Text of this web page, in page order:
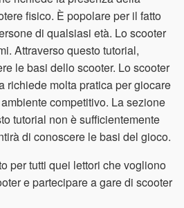
fisico. È popolare per il fatto
di qualsiasi età. Lo scooter
Attraverso questo tutorial,
le basi dello scooter. Lo scooter
richiede molta pratica per giocare
competitivo. La sezione
tutorial non è sufficientemente
di conoscere le basi del gioco.
per tutti quei lettori che vogliono
e partecipare a gare di scooter